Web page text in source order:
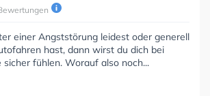
einer Angststörung leidest oder generell
hast, dann wirst du dich bei
sicher fühlen. Worauf also noch...